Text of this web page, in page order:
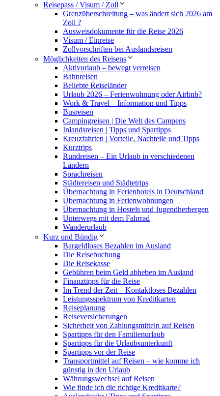
Reisepass / Visum / Zoll
Grenzüberschreitung – was ändert sich 2026 am
Zoll ?
Ausweisdokumente für die Reise 2026
Visum / Einreise
Zollvorschriften bei Auslandsreisen
Möglichkeiten des Reisens
Aktivurlaub – bewegt verreisen
Bahnreisen
Beliebte Reiseländer
Urlaub 2026 – Ferienwohnung oder Airbnb?
Work & Travel – Information und Tipps
Busreisen
Campingreisen | Die Welt des Campens
Inlandsreisen | Tipps und Spartipps
Kreuzfahrten | Vorteile, Nachteile und Tipps
Kurztrips
Rundreisen – Ein Urlaub in verschiedenen
Ländern
Sprachreisen
Städtereisen und Städtetrips
Übernachtung in Ferienhotels in Deutschland
Übernachtung in Ferienwohnungen
Übernachtung in Hostels und Jugendherbergen
Unterwegs mit dem Fahrrad
Wanderurlaub
Kurz und Bündig
Bargeldloses Bezahlen im Ausland
Die Reisebuchung
Die Reisekasse
Gebühren beim Geld abheben im Ausland
Finanztipps für die Reise
Im Trend der Zeit – Kontaktloses Bezahlen
Leistungsspektrum von Kreditkarten
Reiseplanung
Reiseversicherungen
Sicherheit von Zahlungsmitteln auf Reisen
Spartipps für den Familienurlaub
Spartipps für die Urlaubsunterkunft
Spartipps vor der Reise
Transportmittel auf Reisen – wie komme ich
günstig in den Urlaub
Währungswechsel auf Reisen
Wie finde ich die richtige Kreditkarte?